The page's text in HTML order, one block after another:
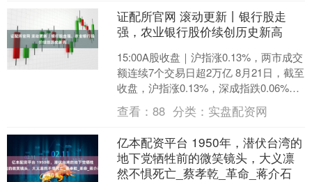
证配所官网 滚动更新丨银行股走
强，农业银行股价续创历史新高
15:00A股收盘｜沪指涨0.13%，两市成交
额连续7个交易日超2万亿 8月21日，截至
收盘，沪指涨0.13%，深成指跌0.06%，
创业板指跌0.47%。 沪深....
查看：88 分类： 实盘配资网
亿本配资平台 1950年，潜伏台湾的
地下党牺牲前的微笑镜头，大义凛
然不惧死亡_蔡孝乾_革命_蒋介石